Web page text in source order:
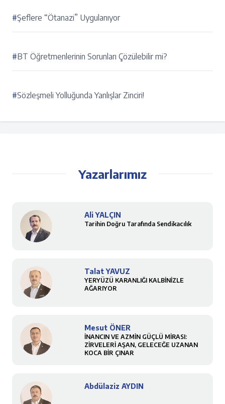
#Şeflere “Ötanazi” Uygulanıyor
#BT Öğretmenlerinin Sorunları Çözülebilir mi?
#Sözleşmeli Yolluğunda Yanlışlar Zinciri!
Yazarlarımız
Ali YALÇIN
Tarihin Doğru Tarafında Sendikacılık
Talat YAVUZ
YERYÜZÜ KARANLIĞI KALBİNİZLE
AĞARIYOR
Mesut ÖNER
İNANCIN VE AZMİN GÜÇLÜ MİRASI:
ZİRVELERİ AŞAN, GELECEĞE UZANAN
KOCA BİR ÇINAR
Abdülaziz AYDIN